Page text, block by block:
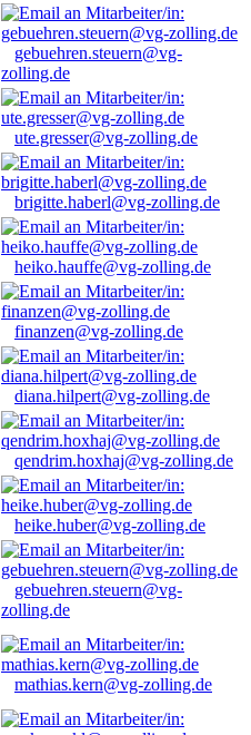
gebuehren.steuern@vg-
zolling.de
ute.gresser@vg-zolling.de
brigitte.haberl@vg-zolling.de
heiko.hauffe@vg-zolling.de
finanzen@vg-zolling.de
diana.hilpert@vg-zolling.de
qendrim.hoxhaj@vg-zolling.de
heike.huber@vg-zolling.de
gebuehren.steuern@vg-
zolling.de
mathias.kern@vg-zolling.de